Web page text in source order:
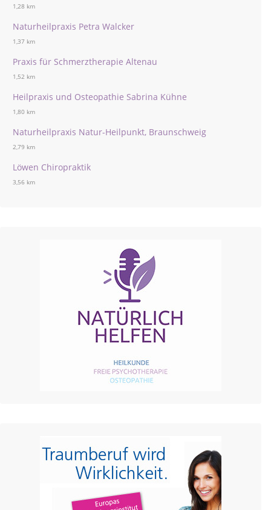
1,28 km
Naturheilpraxis Petra Walcker
1,37 km
Praxis für Schmerztherapie Altenau
1,52 km
Heilpraxis und Osteopathie Sabrina Kühne
1,80 km
Naturheilpraxis Natur-Heilpunkt, Braunschweig
2,79 km
Löwen Chiropraktik
3,56 km